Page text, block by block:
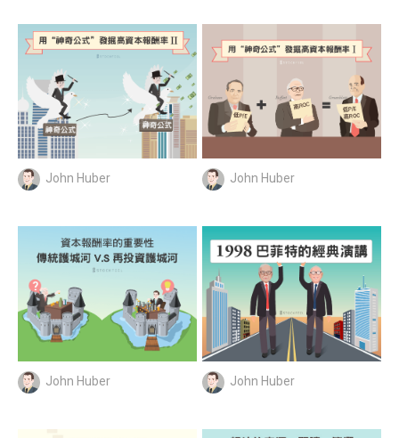
John Huber John Huber
John Huber John Huber